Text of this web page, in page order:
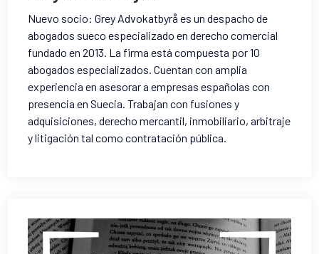
Nuevo socio: Grey Advokatbyrå es un despacho de
abogados sueco especializado en derecho comercial
fundado en 2013. La firma está compuesta por 10
abogados especializados. Cuentan con amplia
experiencia en asesorar a empresas españolas con
presencia en Suecia. Trabajan con fusiones y
adquisiciones, derecho mercantil, inmobiliario, arbitraje
y litigación tal como contratación pública.